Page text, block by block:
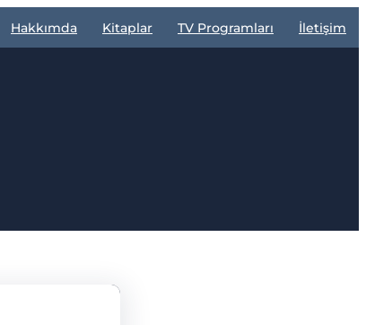
Hakkımda Kitaplar TV Programları İletişim